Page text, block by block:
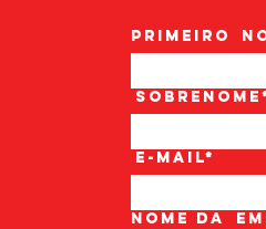
Primeiro
E-mail*
Nome da